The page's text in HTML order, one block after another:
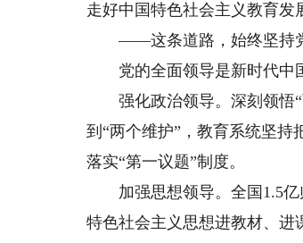
走好中国特色社会主义教育发
——这条道路，始终坚持党
党的全面领导是新时代中国
强化政治领导。深刻领悟“
到“两个维护”，教育系统坚
落实“第一议题”制度。
加强思想领导。全国1.5亿
特色社会主义思想进教材、进